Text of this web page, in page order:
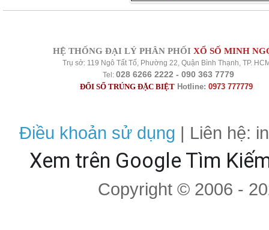
HỆ THỐNG ĐẠI LÝ PHÂN PHỐI XỔ SỐ MINH
Trụ sở: 119 Ngô Tất Tố, Phường 22, Quận Bình Thạnh, TP.
Tel: 028 6266 2222 - 090 363 7779
ĐỔI SỐ TRÚNG ĐẶC BIỆT Hotline: 0973 777779
Điều khoản sử dụng | Liên hệ:
Xem trên Google Tìm
Copyright © 2006 -